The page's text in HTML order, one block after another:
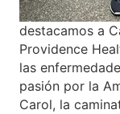
destacamos a
Providence
las
pasión por la
Carol, la